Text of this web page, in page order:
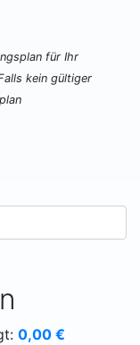
für Ihr
kein gültiger
0,00 €